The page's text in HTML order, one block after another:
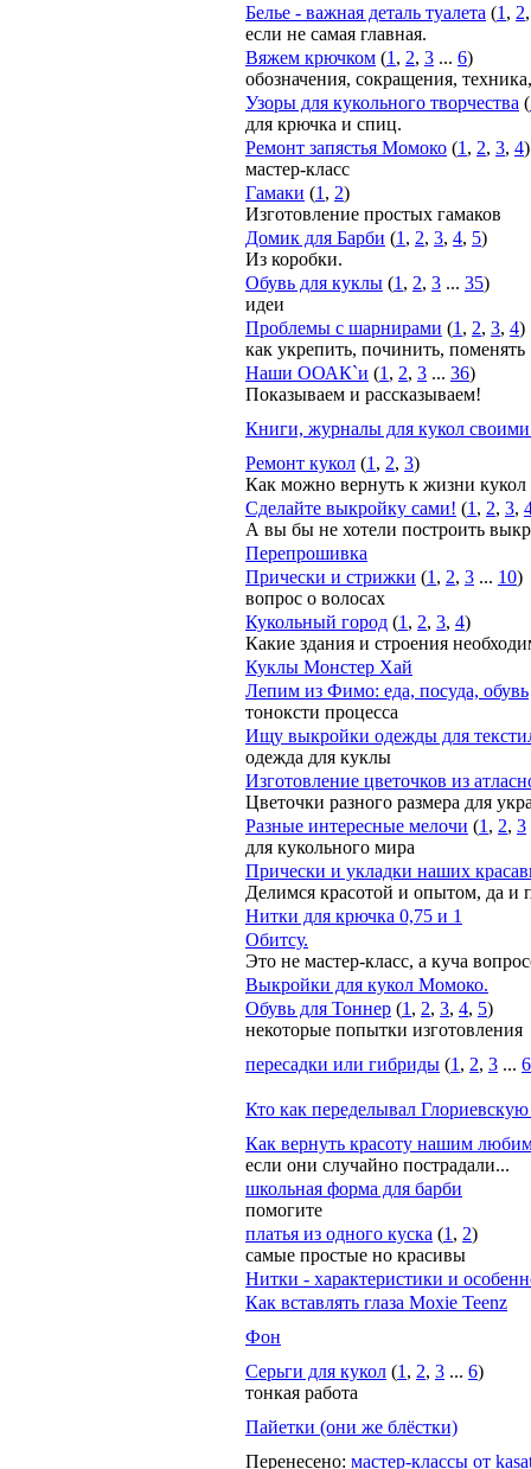
Белье - важная деталь туалета (1 , 2
если не самая главная.
Вяжем крючком (1 , 2, 3 ... 6)
обозначения, сокращения,
Узоры для кукольного творчества (
для крючка и спиц.
Ремонт запястья Момоко (1 , 2, 3, 4)
мастер-класс
Гамаки (1 , 2)
Изготовление простых гамаков
Домик для Барби (1 , 2, 3, 4, 5)
Из коробки.
Обувь для куклы (1 , 2, 3 ... 35)
идеи
Проблемы с шарнирами (1 , 2, 3, 4)
как укрепить, починить, поменять
Наши ООАК`и (1 , 2, 3 ... 36)
Показываем и рассказываем!
Книги, журналы для кукол
Ремонт кукол (1 , 2, 3)
Как можно вернуть к жизни кукол
Сделайте выкройку сами! (1 , 2, 3,
А вы бы не хотели построить
Перепрошивка
Прически и стрижки (1 , 2, 3 ... 10)
вопрос о волосах
Кукольный город (1 , 2, 3, 4)
Какие здания и строения
Куклы Монстер Хай
Лепим из Фимо: еда, посуда, обувь
тоноксти процесса
Ищу выкройки одежды для
одежда для куклы
Изготовление цветочков из
Цветочки разного размера для
Разные интересные мелочи (1 , 2, 3
для кукольного мира
Прически и укладки наших
Делимся красотой и опытом, да и
Нитки для крючка 0,75 и 1
Обитсу.
Это не мастер-класс, а куча
Выкройки для кукол Момоко.
Обувь для Тоннер (1 , 2, 3, 4, 5)
некоторые попытки изготовления
пересадки или гибриды (1 , 2, 3 ... 6
Кто как переделывал Глориевскую
Как вернуть красоту нашим
если они случайно пострадали...
школьная форма для барби
помогите
платья из одного куска (1 , 2)
самые простые но красивы
Нитки - характеристики и
Как вставлять глаза Moxie Teenz
Фон
Серьги для кукол (1 , 2, 3 ... 6)
тонкая работа
Пайетки (они же блёстки)
Перенесено: мастер-классы от